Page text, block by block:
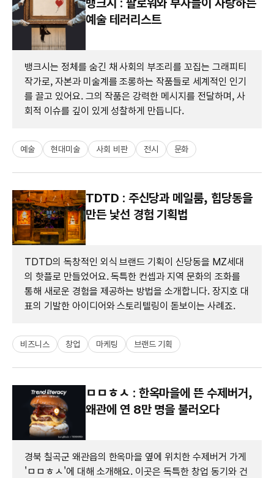
예술 테러리스트
뱅크시는 정체를 숨긴 채 사회의 부조리를 꼬집는 그래피티
작가로, 자본과 미술계를 조롱하는 작품들로 세계적인 인기
를 끌고 있어요. 그의 작품은 강력한 메시지를 전달하며, 사
회적 이슈를 깊이 있게 성찰하게 만듭니다.
예술 현대미술 사회 비판 전시 문화
TDTD : 주신당과 메일룸, 힙당동을
만든 낯선 경험 기획법
TDTD의 독창적인 외식 브랜드 기획이 신당동을 MZ세대
의 핫플로 만들었어요. 독특한 컨셉과 지역 문화의 조화를
통해 새로운 경험을 제공하는 방법을 소개합니다. 장지호 대
표의 기발한 아이디어와 스토리텔링이 돋보이는 사례죠.
비즈니스 창업 마케팅 브랜드 기획
ㅁㅁㅎㅅ : 한옥마을에 뜬 수제버거,
왜관에 연 8만 명을 불러오다
경북 칠곡군 왜관읍의 한옥마을 옆에 위치한 수제버거 가게
'ㅁㅁㅎㅅ'에 대해 소개해요. 이곳은 독특한 창업 동기와 건